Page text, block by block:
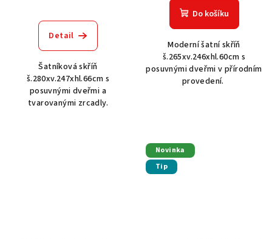
Detail
Šatníková skříň
š.280xv.247xhl.66cm s
posuvnými dveřmi a
tvarovanými zrcadly.
Do košíku
Moderní šatní skříň
š.265xv.246xhl.60cm s
posuvnými dveřmi v přírodním
provedení.
Novinka
Tip